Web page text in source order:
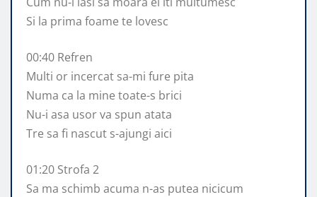
Si la prima foame te lovesc
00:40 Refren
Multi or incercat sa-mi fure pita
Numa ca la mine toate-s brici
Nu-i asa usor va spun atata
Tre sa fi nascut s-ajungi aici
01:20 Strofa 2
Sa ma schimb acuma n-as putea nicicum